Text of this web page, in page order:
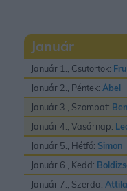
Január
Január 1., Csütörtök:
Január 2., Péntek: Ábel
Január 3., Szombat:
Január 4., Vasárnap:
Január 5., Hétfő: Simon
Január 6., Kedd:
Január 7., Szerda: Attila